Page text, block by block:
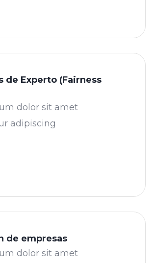
de Experto (Fairness
dolor sit amet
adipiscing
de empresas
dolor sit amet